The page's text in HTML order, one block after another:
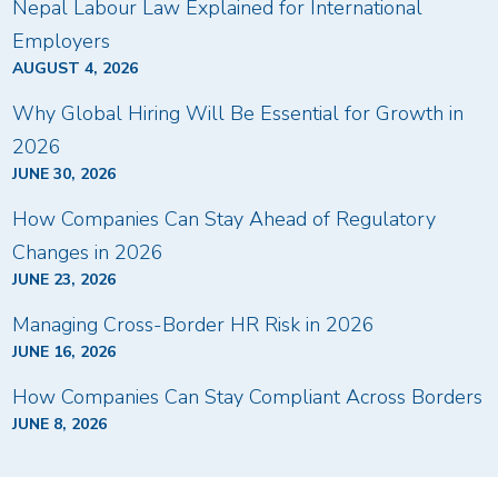
Nepal Labour Law Explained for International
Employers
AUGUST 4, 2026
Why Global Hiring Will Be Essential for Growth in
2026
JUNE 30, 2026
How Companies Can Stay Ahead of Regulatory
Changes in 2026
JUNE 23, 2026
Managing Cross-Border HR Risk in 2026
JUNE 16, 2026
How Companies Can Stay Compliant Across Borders
JUNE 8, 2026